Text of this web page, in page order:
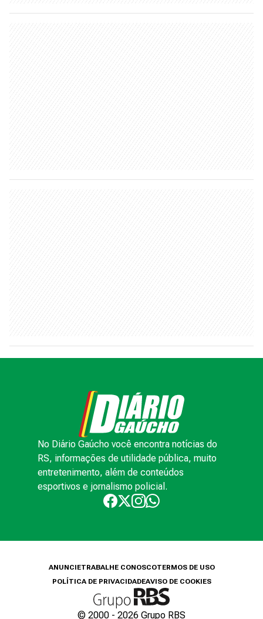
No Diário Gaúcho você encontra notícias do
RS, informações de utilidade pública, muito
entretenimento, além de conteúdos
esportivos e jornalismo policial.
ANUNCIETRABALHE CONOSCOTERMOS DE USO
POLÍTICA DE PRIVACIDADEAVISO DE COOKIES
© 2000 - 2026 Grupo RBS